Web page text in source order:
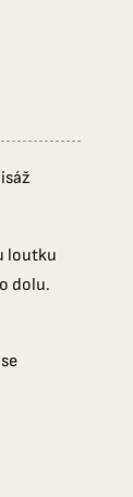
loutku
dolu.